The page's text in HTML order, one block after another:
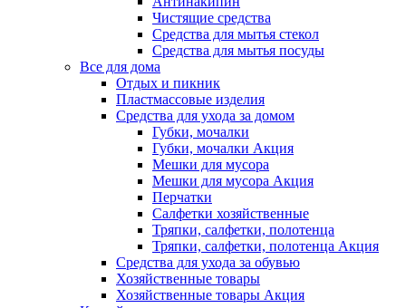
Чистящие средства
Средства для мытья стекол
Средства для мытья посуды
Все для дома
Отдых и пикник
Пластмассовые изделия
Средства для ухода за домом
Губки, мочалки
Губки, мочалки Акция
Мешки для мусора
Мешки для мусора Акция
Перчатки
Салфетки хозяйственные
Тряпки, салфетки, полотенца
Тряпки, салфетки, полотенца Акция
Средства для ухода за обувью
Хозяйственные товары
Хозяйственные товары Акция